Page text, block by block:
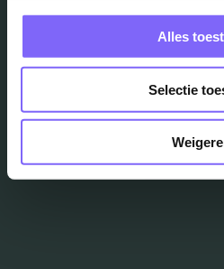
Alles
Selectie
in je
Schrijf je in en we
Job Alert